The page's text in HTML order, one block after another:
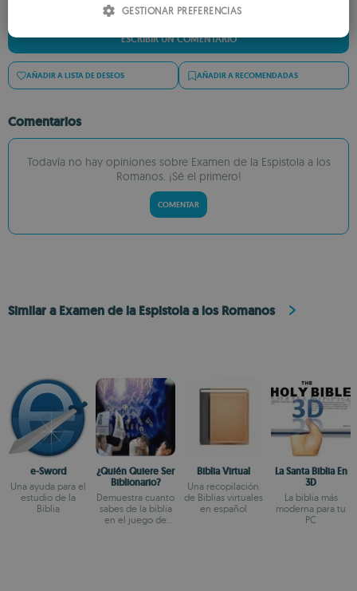
ESCRIBIR UN COMENTARIO
AÑADIR A LISTA DE DESEOS AÑADIR A RECOMENDADAS
Comentarios
Todavía no hay opiniones sobre Examen de la Espistola a los
Romanos. ¡Sé el primero!
COMENTAR
Similar a Examen de la Espistola a los Romanos
e-Sword
Una ayuda para el
estudio de la
Biblia
¿Quién Quiere Ser
Biblionario?
Demuestra cuanto
sabes de la biblia
en el juego de
Biblia Virtual
Una recopilación
de Biblias virtuales
en español
La Santa Biblia En
3D
La biblia más
moderna para tu
PC
ROMANIAN
GESTIONAR PREFERENCIAS